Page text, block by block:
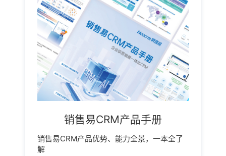
销售易CRM产品手册
销售易CRM产品优势、能力全景，一本全了
解